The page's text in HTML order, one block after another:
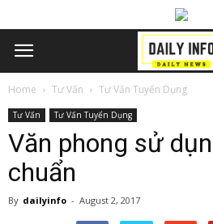
Home Tư Vấn Tư Vấn Tuyển Dụng
Tư Vấn Tư Vấn Tuyển Dụng
Văn phong sử
chuẩn
By dailyinfo - August 2, 2017